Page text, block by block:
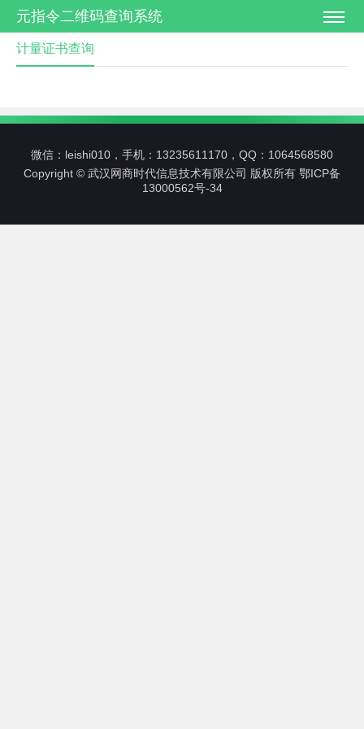
元指令二维码查询系统
计量证书查询
微信：leishi010，手机：13235611170，QQ：1064568580
Copyright © 武汉网商时代信息技术有限公司 版权所有 鄂ICP备
13000562号-34